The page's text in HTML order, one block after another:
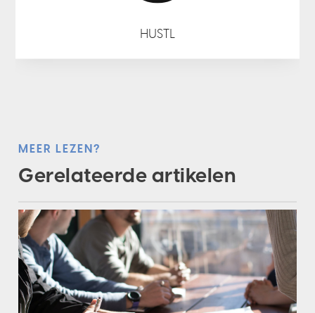
HUSTL
MEER LEZEN?
Gerelateerde artikelen